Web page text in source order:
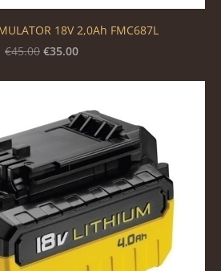
18V 2,0Ah FMC687L
€45.00 €35.00